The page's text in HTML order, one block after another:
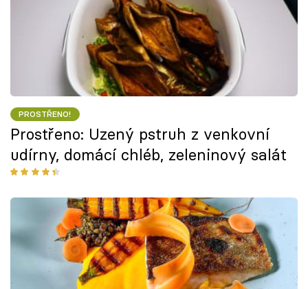
PROSTŘENO!
Prostřeno: Uzený pstruh z venkovní
udírny, domácí chléb, zeleninový salát